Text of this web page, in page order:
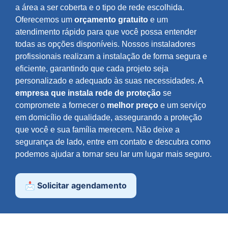
a área a ser coberta e o tipo de rede escolhida.
Oferecemos um orçamento gratuito e um
atendimento rápido para que você possa entender
todas as opções disponíveis. Nossos instaladores
profissionais realizam a instalação de forma segura e
eficiente, garantindo que cada projeto seja
personalizado e adequado às suas necessidades. A
empresa que instala rede de proteção se
compromete a fornecer o melhor preço e um serviço
em domicílio de qualidade, assegurando a proteção
que você e sua família merecem. Não deixe a
segurança de lado, entre em contato e descubra como
podemos ajudar a tornar seu lar um lugar mais seguro.
📩 Solicitar agendamento